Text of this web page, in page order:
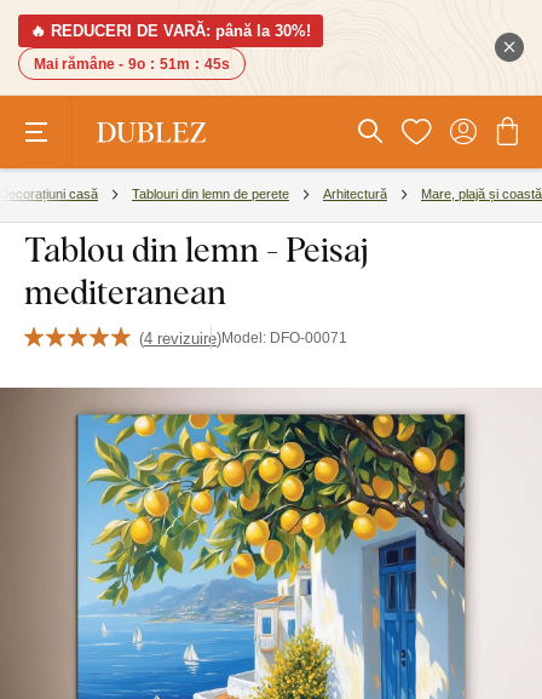
🔥 REDUCERI DE VARĂ: până la 30%!
Mai rămâne - 9o : 51m : 44s
Decorațiuni casă Tablouri din lemn de perete Arhitectură Mare, plajă și coastă
Tablou din lemn - Peisaj
mediteranean
(4 revizuire)Model: DFO-00071